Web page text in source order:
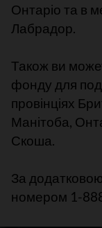
Онтаріо та в
Лабрадор.
Також ви
фонду для
провінціях
Манітоба,
Скоша.
За
номером 1-